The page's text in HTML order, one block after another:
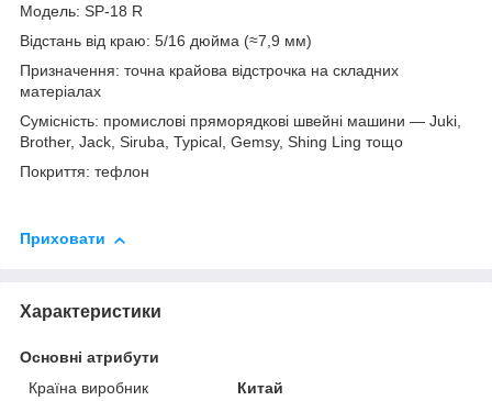
Модель: SP-18 R
Відстань від краю: 5/16 дюйма (≈7,9 мм)
Призначення: точна крайова відстрочка на складних
матеріалах
Сумісність: промислові пряморядкові швейні машини — Juki,
Brother, Jack, Siruba, Typical, Gemsy, Shing Ling тощо
Покриття: тефлон
Приховати
Характеристики
Основні атрибути
Країна виробник
Китай